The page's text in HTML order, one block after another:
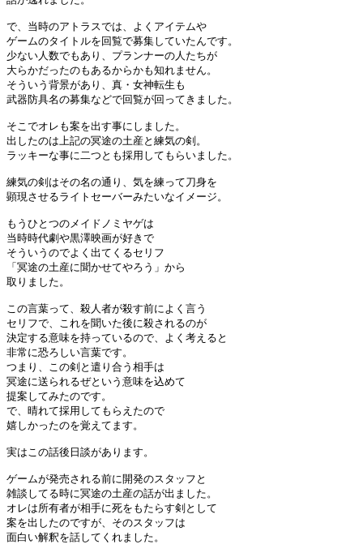
で、当時のアトラスでは、よくアイテムや
ゲームのタイトルを回覧で募集していたんです。
少ない人数でもあり、プランナーの人たちが
大らかだったのもあるからかも知れません。
そういう背景があり、真・女神転生も
武器防具名の募集などで回覧が回ってきました。
そこでオレも案を出す事にしました。
出したのは上記の冥途の土産と練気の剣。
ラッキーな事に二つとも採用してもらいました。
練気の剣はその名の通り、気を練って刀身を
顕現させるライトセーバーみたいなイメージ。
もうひとつのメイドノミヤゲは
当時時代劇や黒澤映画が好きで
そういうのでよく出てくるセリフ
「冥途の土産に聞かせてやろう」から
取りました。
この言葉って、殺人者が殺す前によく言う
セリフで、これを聞いた後に殺されるのが
決定する意味を持っているので、よく考えると
非常に恐ろしい言葉です。
つまり、この剣と遣り合う相手は
冥途に送られるぜという意味を込めて
提案してみたのです。
で、晴れて採用してもらえたので
嬉しかったのを覚えてます。
実はこの話後日談があります。
ゲームが発売される前に開発のスタッフと
雑談してる時に冥途の土産の話が出ました。
オレは所有者が相手に死をもたらす剣として
案を出したのですが、そのスタッフは
面白い解釈を話してくれました。